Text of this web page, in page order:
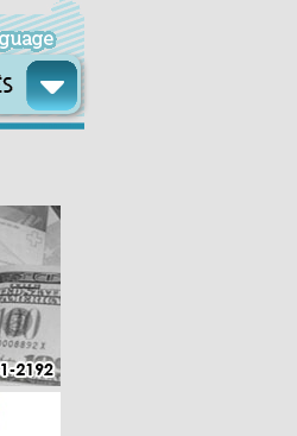
DOM
16/08